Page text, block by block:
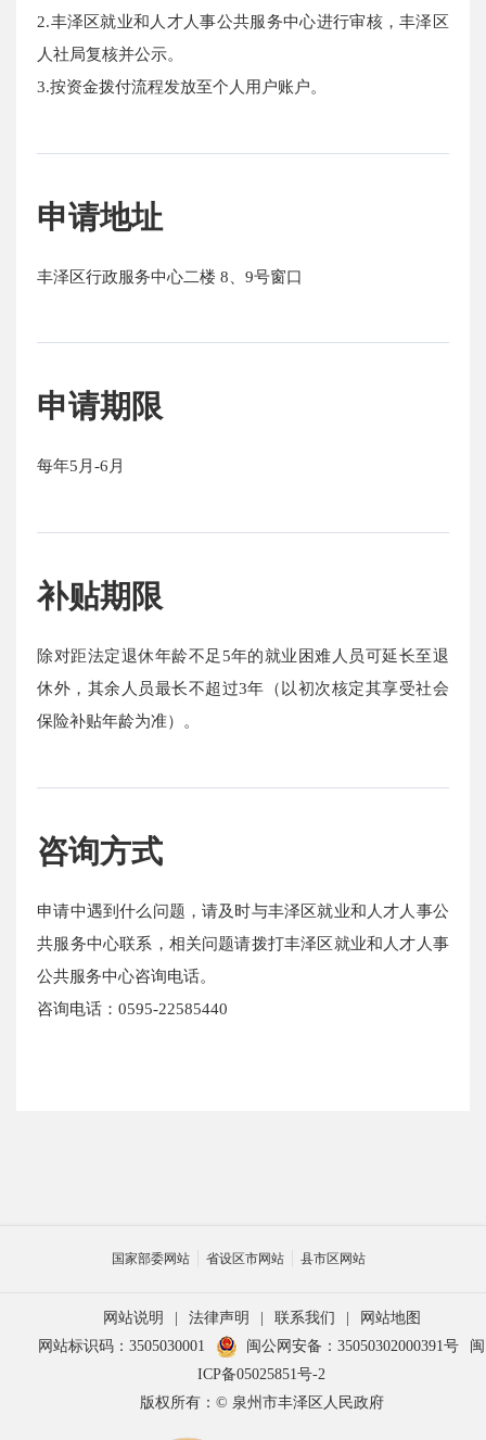
2.丰泽区就业和人才人事公共服务中心进行审核，丰泽区
人社局复核并公示。
3.按资金拨付流程发放至个人用户账户。
申请地址
丰泽区行政服务中心二楼 8、9号窗口
申请期限
每年5月-6月
补贴期限
除对距法定退休年龄不足5年的就业困难人员可延长至退
休外，其余人员最长不超过3年（以初次核定其享受社会
保险补贴年龄为准）。
咨询方式
申请中遇到什么问题，请及时与丰泽区就业和人才人事公
共服务中心联系，相关问题请拨打丰泽区就业和人才人事
公共服务中心咨询电话。
咨询电话：0595-22585440
国家部委网站 省设区市网站 县市区网站
网站说明 | 法律声明 | 联系我们 |
网站地图
网站标识码：3505030001
闽公网安备：35050302000391号
闽
ICP备05025851号-2
版权所有：© 泉州市丰泽区人民政府